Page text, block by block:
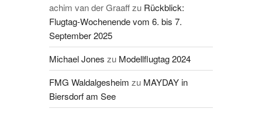
achim van der Graaffzu Rückblick:
Flugtag-Wochenende vom 6. bis 7.
September 2025
Michael Jones zu Modellflugtag 2024
FMG Waldalgesheim zu MAYDAY in
Biersdorf am See